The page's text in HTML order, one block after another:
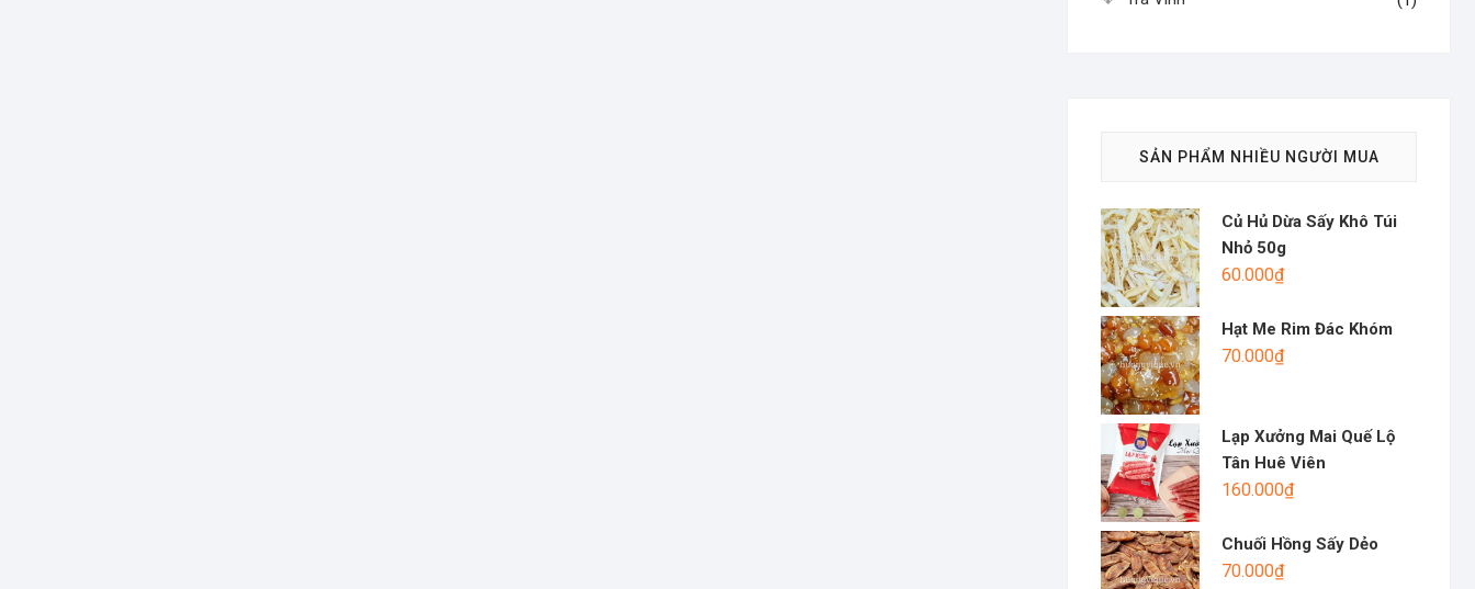
SẢN PHẨM NHIỀU NGƯỜI MUA
Củ Hủ Dừa Sấy Khô Túi
Nhỏ 50g
60.000₫
Hạt Me Rim Đác Khóm
70.000₫
Lạp Xưởng Mai Quế Lộ
Tân Huê Viên
160.000₫
Chuối Hồng Sấy Dẻo
70.000₫